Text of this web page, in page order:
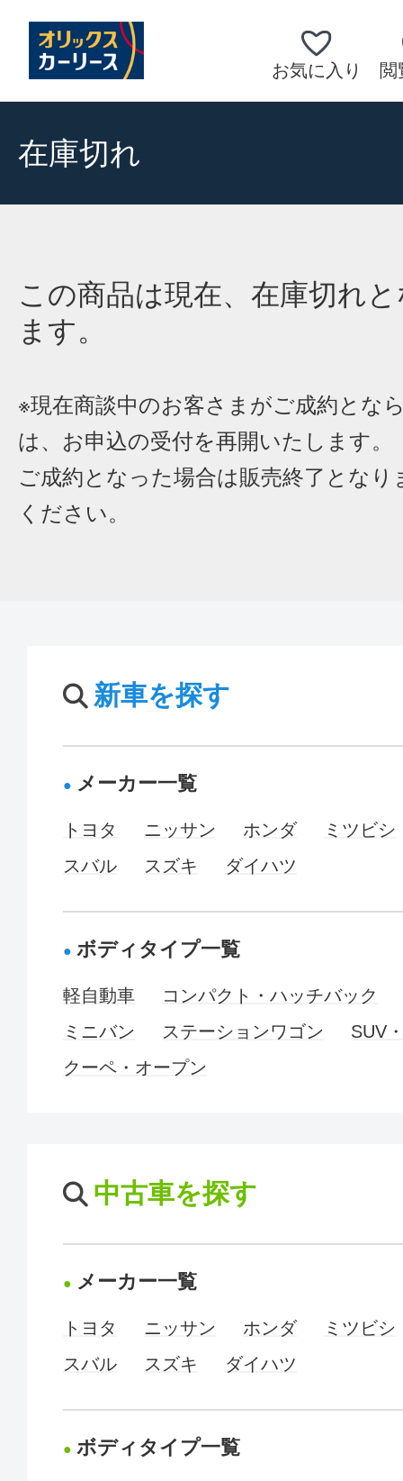
お気に入り 閲
在庫切れ
この商品は現在、在庫切れ
ます。
※現在商談中のお客さまがご成約とな
は、お申込の受付を再開いたします。
ご成約となった場合は販売終了となり
ください。
新車を探す
メーカー一覧
トヨタ ニッサン ホンダ
ミツビシ
スバル
スズキ ダイハツ
ボディタイプ一覧
軽自動車
コンパクト・ハッチバック
ミニバン
ステーションワゴン
SUV
クーペ・オープン
中古車を探す
メーカー一覧
トヨタ ニッサン ホンダ
ミツビシ
スバル
スズキ ダイハツ
ボディタイプ一覧